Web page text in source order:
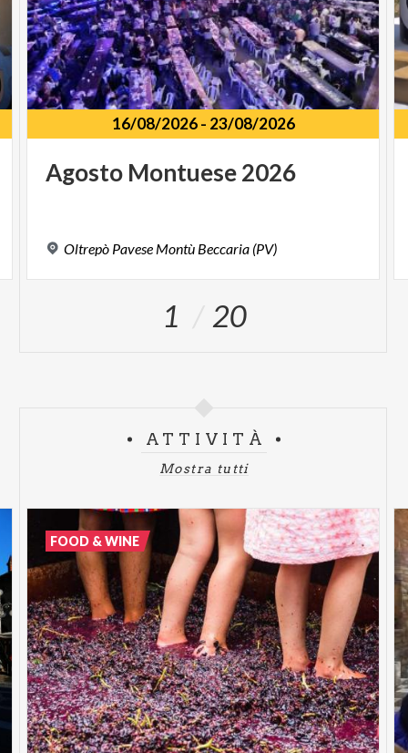
16/08/2026- 23/08/2026
Agosto Montuese2026
Oltrepò Pavese Montù Beccaria (PV)
1 20
ATTIVITÀ
Mostra tutti
FOOD & WINE